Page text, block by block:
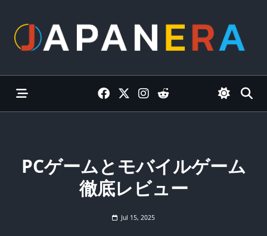
content
PCゲームとモバイルゲーム
徹底レビュー
Jul 15, 2025